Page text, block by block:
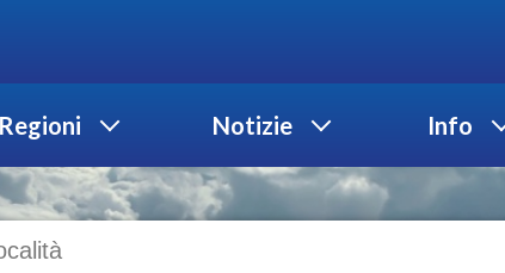
Regioni Notizie Info